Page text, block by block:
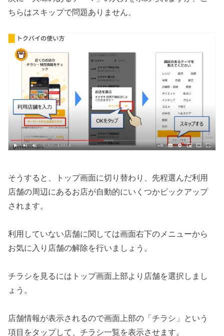
ちらはスキップで問題ありません。
そうすると、トップ画面に切り替わり、先程選んだ利用
店舗の周辺にあるお店が自動的にいくつかピックアップ
されます。
利用していない店舗に関しては画面右下のメニューから
お気に入り店舗の解除を行いましょう。
チラシを見るにはトップ画面上部より店舗を選択しまし
ょう。
店舗情報が表示されるので画面上部の「チラシ」という
項目をタップして、チラシ一覧を表示させます。